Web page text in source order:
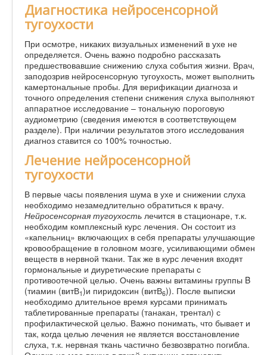
Диагностика нейросенсорной
тугоухости
При осмотре, никаких визуальных изменений в ухе не
определяется. Очень важно подробно рассказать
предшествовавшие снижению слуха события жизни. Врач,
заподозрив нейросенсорную тугоухость, может выполнить
камертональные пробы. Для верификации диагноза и
точного определения степени снижения слуха выполняют
аппаратное исследование – тональную пороговую
аудиометрию (сведения имеются в соответствующем
разделе). При наличии результатов этого исследования
диагноз ставится со 100% точностью.
Лечение нейросенсорной
тугоухости
В первые часы появления шума в ухе и снижении слуха
необходимо незамедлительно обратиться к врачу.
Нейросенсорная тугоухость лечится в стационаре, т.к.
необходим комплексный курс лечения. Он состоит из
«капельниц» включающих в себя препараты улучшающие
кровообращение в головном мозге, усиливающими обмен
веществ в нервной ткани. Так же в курс лечения входят
гормональные и диуретические препараты с
противоотечной целью. Очень важны витамины группы B
(тиамин (витВ1)и пиридоксин (витВ6)). После выписки
необходимо длительное время курсами принимать
таблетированные препараты (танакан, трентал) с
профилактической целью. Важно понимать, что бывает и
так, когда целью лечения не является восстановление
слуха, т.к. нервная ткань частично безвозвратно погибла.